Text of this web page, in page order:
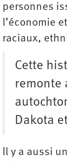
personnes
l’économie
raciaux,
Cette
remonte
Dakota
Il y a aussi